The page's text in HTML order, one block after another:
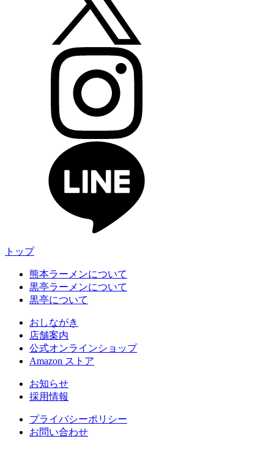
トップ
熊本ラーメンについて
黒亭ラーメンについて
黒亭について
おしながき
店舗案内
公式オンラインショップ
Amazon ストア
お知らせ
採用情報
プライバシーポリシー
お問い合わせ